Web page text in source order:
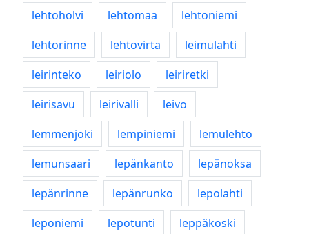
lehtoholvi
lehtomaa
lehtoniemi
lehtorinne
lehtovirta
leimulahti
leirinteko
leiriolo
leiriretki
leirisavu
leirivalli
leivo
lemmenjoki
lempiniemi
lemulehto
lemunsaari
lepänkanto
lepänoksa
lepänrinne
lepänrunko
lepolahti
leponiemi
lepotunti
leppäkoski